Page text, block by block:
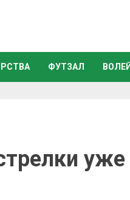
ФУТЗАЛ
уже